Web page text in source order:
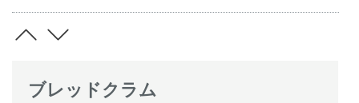
ブレッドクラム